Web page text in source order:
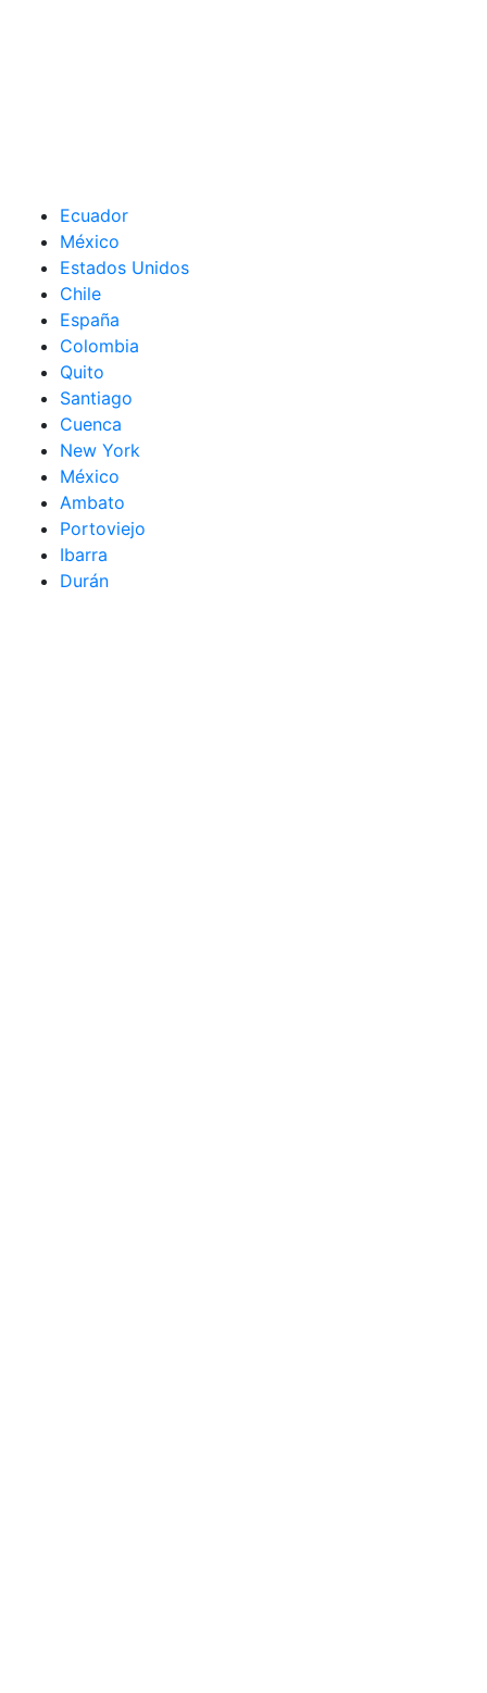
Ecuador
México
Estados Unidos
Chile
España
Colombia
Quito
Santiago
Cuenca
New York
México
Ambato
Portoviejo
Ibarra
Durán